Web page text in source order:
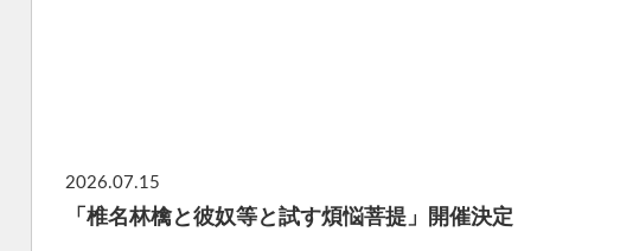
2026.07.15
「椎名林檎と彼奴等と試す煩悩菩提」開催決定